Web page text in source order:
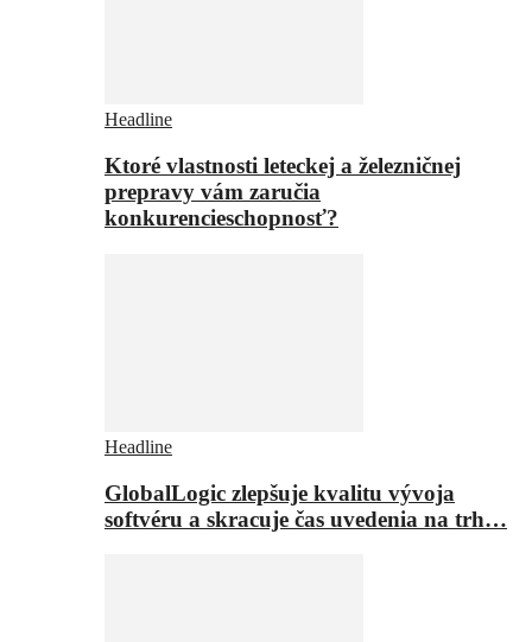
Headline
Ktoré vlastnosti leteckej a železničnej
prepravy vám zaručia
konkurencieschopnosť?
Headline
GlobalLogic zlepšuje kvalitu vývoja
softvéru a skracuje čas uvedenia na trh…